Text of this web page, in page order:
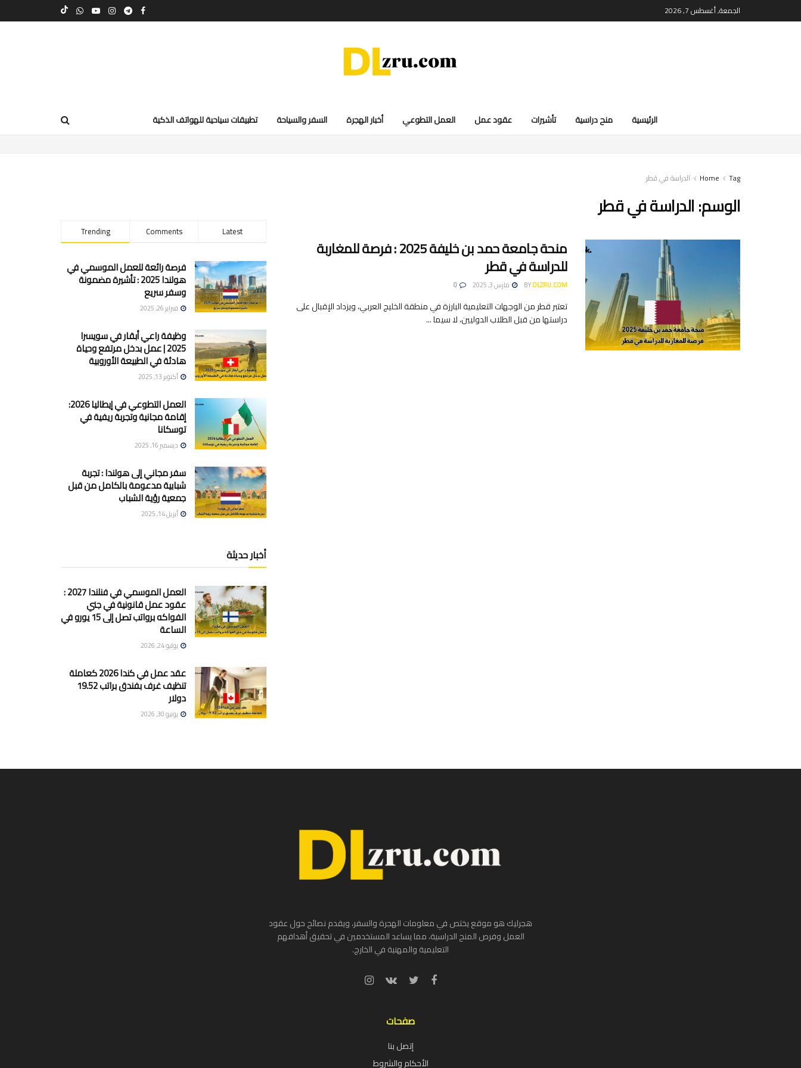
الجمعة, أغسطس 7, 2026
الرئيسية منح دراسية تأشيرات عقود عمل العمل التطوعي أخبار الهجرة السفر والسياحة تطبيقات سياحية للهواتف الذكية
Home Tag الدراسة في قطر
الوسم:الدراسة في قطر
منحة جامعة حمد بن خليفة 2025 : فرصة للمغاربة
للدراسة في قطر
BYDLZRU.COM مارس 3, 2025
تعتبر قطر من الوجهات التعليمية البارزة في منطقة الخليج العربي، ويزداد الإقبال على
دراستها من قبل الطلاب الدوليين، لا سيما ...
Trending Comments Latest
فرصة رائعة للعمل الموسمي في
هولندا 2025 : تأشيرة مضمونة
وسفر سريع
فبراير 26, 2025
وظيفة راعي أبقار في سويسرا
2025 | عمل بدخل مرتفع وحياة
هادئة في الطبيعة الأوروبية
أكتوبر 13, 2025
العمل التطوعي في إيطاليا 2026:
إقامة مجانية وتجربة ريفية في
توسكانا
ديسمبر 16, 2025
سفر مجاني إلى هولندا : تجربة
شبابية مدعومة بالكامل من قبل
جمعية رؤية الشباب
أبريل 14, 2025
أخبار حديثة
العمل الموسمي في فنلندا 2027 :
عقود عمل قانونية في جني
الفواكه برواتب تصل إلى 15 يورو في
الساعة
يوليو 24, 2026
عقد عمل في كندا 2026 كعاملة
تنظيف غرف بفندق براتب 19.52
دولار
يونيو 30, 2026
هجرليك هو موقع يختص في معلومات الهجرة والسفر، ويقدم نصائح حول عقود
العمل وفرص المنح الدراسية، مما يساعد المستخدمين في تحقيق أهدافهم
التعليمية والمهنية في الخارج.
صفحات
إتصل بنا
الأحكام والشروط